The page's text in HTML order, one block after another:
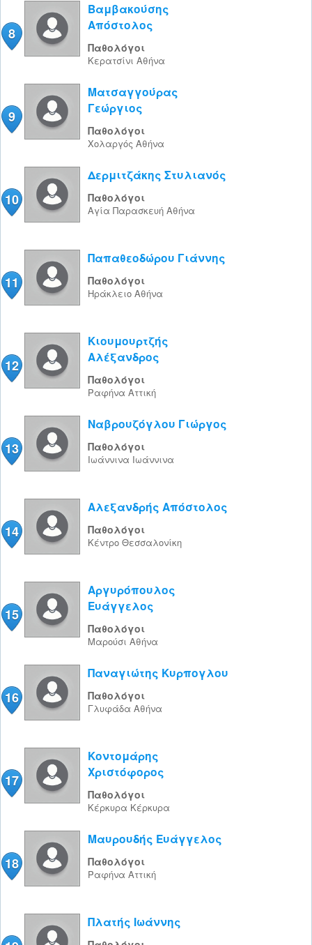
8
Βαμβακούσης
Απόστολος
Παθολόγοι
Κερατσίνι Αθήνα
9
Ματσαγγούρας
Γεώργιος
Παθολόγοι
Χολαργός Αθήνα
10
Δερμιτζάκης Στυλιανός
Παθολόγοι
Αγία Παρασκευή Αθήνα
11
Παπαθεοδώρου Γιάννης
Παθολόγοι
Ηράκλειο Αθήνα
12
Κιουμουρτζής
Αλέξανδρος
Παθολόγοι
Ραφήνα Αττική
13
Ναβρουζόγλου Γιώργος
Παθολόγοι
Ιωάννινα Ιωάννινα
14
Αλεξανδρής Απόστολος
Παθολόγοι
Κέντρο Θεσσαλονίκη
15
Αργυρόπουλος
Ευάγγελος
Παθολόγοι
Μαρούσι Αθήνα
16
Παναγιώτης Κυρπογλου
Παθολόγοι
Γλυφάδα Αθήνα
17
Κοντομάρης
Χριστόφορος
Παθολόγοι
Κέρκυρα Κέρκυρα
18
Μαυρουδής Ευάγγελος
Παθολόγοι
Ραφήνα Αττική
Πλατής Ιωάννης